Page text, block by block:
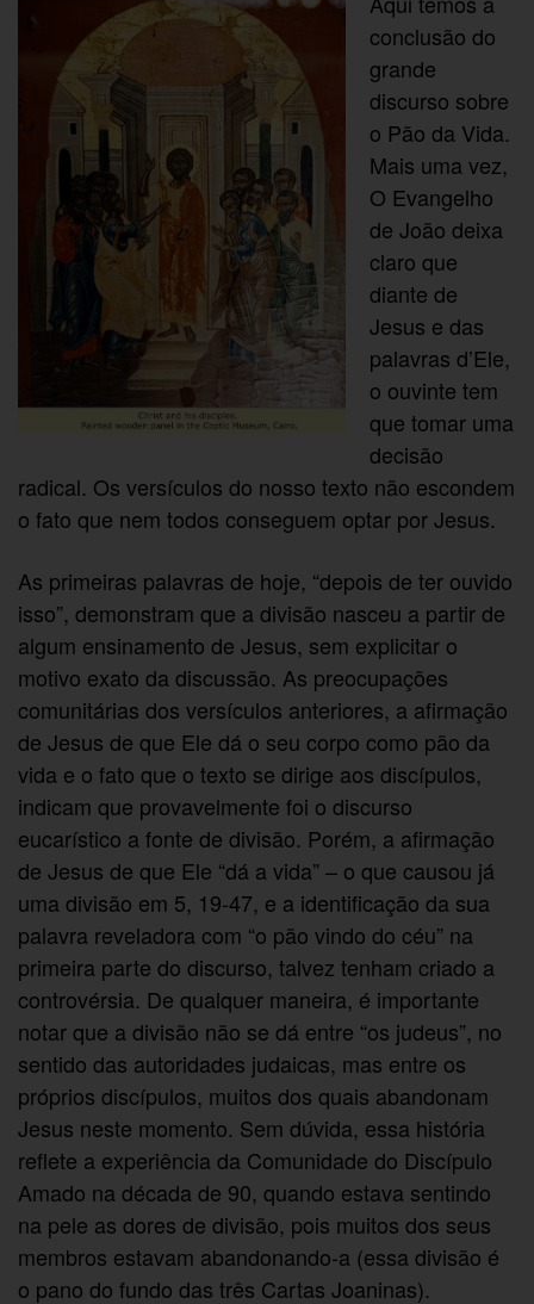
conclusão do
grande
discurso sobre
o Pão da Vida.
Mais uma vez,
O Evangelho
de João deixa
claro que
diante de
Jesus e das
palavras d’Ele,
o ouvinte tem
que tomar uma
decisão
radical. Os versículos do nosso texto não escondem
o fato que nem todos conseguem optar por Jesus.
As primeiras palavras de hoje, “depois de ter ouvido
isso”, demonstram que a divisão nasceu a partir de
algum ensinamento de Jesus, sem explicitar o
motivo exato da discussão. As preocupações
comunitárias dos versículos anteriores, a afirmação
de Jesus de que Ele dá o seu corpo como pão da
vida e o fato que o texto se dirige aos discípulos,
indicam que provavelmente foi o discurso
eucarístico a fonte de divisão. Porém, a afirmação
de Jesus de que Ele “dá a vida” – o que causou já
uma divisão em 5, 19-47, e a identificação da sua
palavra reveladora com “o pão vindo do céu” na
primeira parte do discurso, talvez tenham criado a
controvérsia. De qualquer maneira, é importante
notar que a divisão não se dá entre “os judeus”, no
sentido das autoridades judaicas, mas entre os
próprios discípulos, muitos dos quais abandonam
Jesus neste momento. Sem dúvida, essa história
reflete a experiência da Comunidade do Discípulo
Amado na década de 90, quando estava sentindo
na pele as dores de divisão, pois muitos dos seus
membros estavam abandonando-a (essa divisão é
o pano do fundo das três Cartas Joaninas).